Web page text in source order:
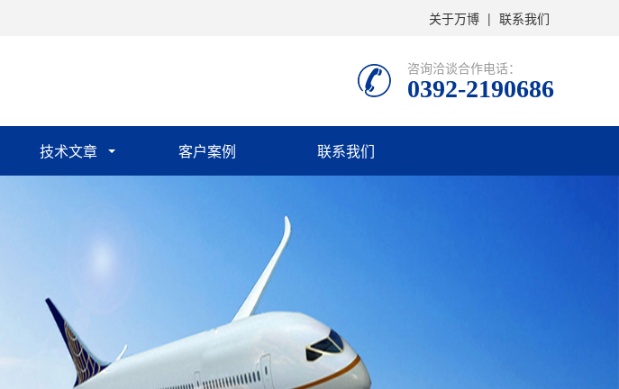
关于万博 | 联系我们
咨询洽谈合作电话：
0392-2190686
技术文章 客户案例 联系我们